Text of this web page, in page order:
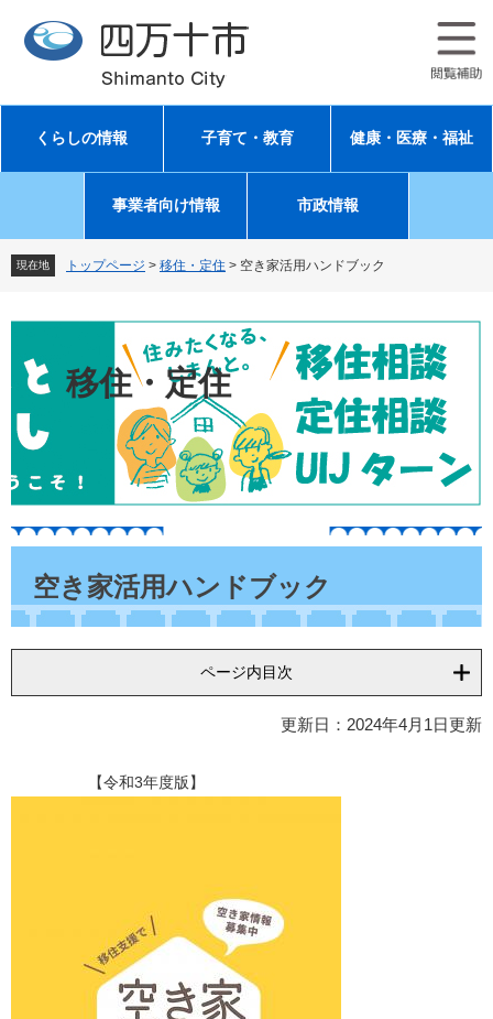
先
す
を
し
文
くらしの情報 子育て・教育 健康・医療・福祉
事業者向け情報 市政情報
現在地 トップページ > 移住・定住 > 空き家活用ハンドブック
移住・定住
空き家活用ハンドブック
ページ内目次
更新日：2024年4月1日更新
【令和3年度版】